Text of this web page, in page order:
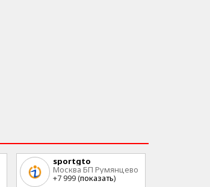
sportgto
Москва БП Румянцево
+7 999 (показать)